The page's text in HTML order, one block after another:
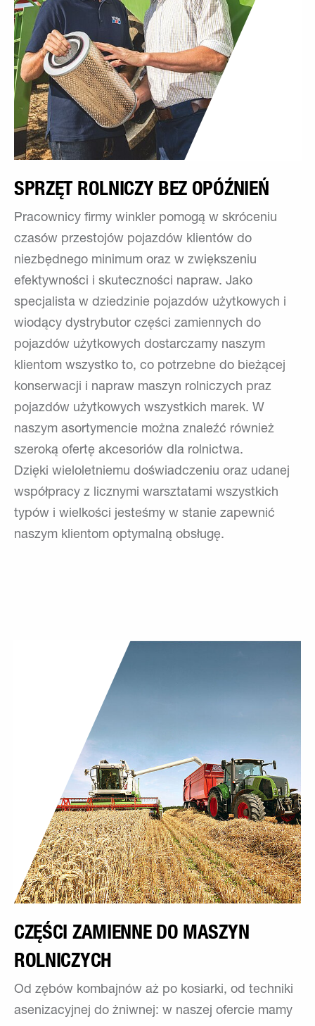
SPRZĘT ROLNICZY BEZ OPÓŹNIEŃ
Pracownicy firmy winkler pomogą w skróceniu
czasów przestojów pojazdów klientów do
niezbędnego minimum oraz w zwiększeniu
efektywności i skuteczności napraw. Jako
specjalista w dziedzinie pojazdów użytkowych i
wiodący dystrybutor części zamiennych do
pojazdów użytkowych dostarczamy naszym
klientom wszystko to, co potrzebne do bieżącej
konserwacji i napraw maszyn rolniczych praz
pojazdów użytkowych wszystkich marek. W
naszym asortymencie można znaleźć również
szeroką ofertę akcesoriów dla rolnictwa.
Dzięki wieloletniemu doświadczeniu oraz udanej
współpracy z licznymi warsztatami wszystkich
typów i wielkości jesteśmy w stanie zapewnić
naszym klientom optymalną obsługę.
CZĘŚCI ZAMIENNE DO MASZYN
ROLNICZYCH
Od zębów kombajnów aż po kosiarki, od techniki
asenizacyjnej do żniwnej: w naszej ofercie mamy